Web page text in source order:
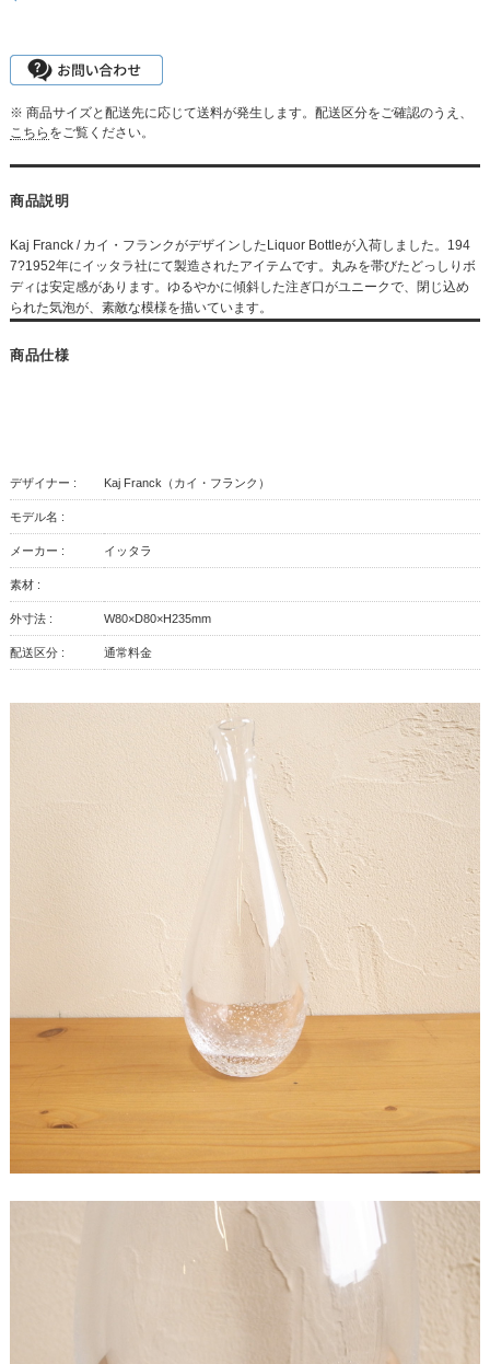
※ 商品サイズと配送先に応じて送料が発生します。配送区分をご確認のうえ、
こちら をご覧ください。
商品説明
Kaj Franck / カイ・フランクがデザインしたLiquor Bottleが入荷しました。194
7?1952年にイッタラ社にて製造されたアイテムです。丸みを帯びたどっしりボ
ディは安定感があります。ゆるやかに傾斜した注ぎ口がユニークで、閉じ込め
られた気泡が、素敵な模様を描いています。
商品仕様
デザイナー : Kaj Franck（カイ・フランク）
モデル名 :
メーカー : イッタラ
素材 :
外寸法 : W80×D80×H235mm
配送区分 : 通常料金